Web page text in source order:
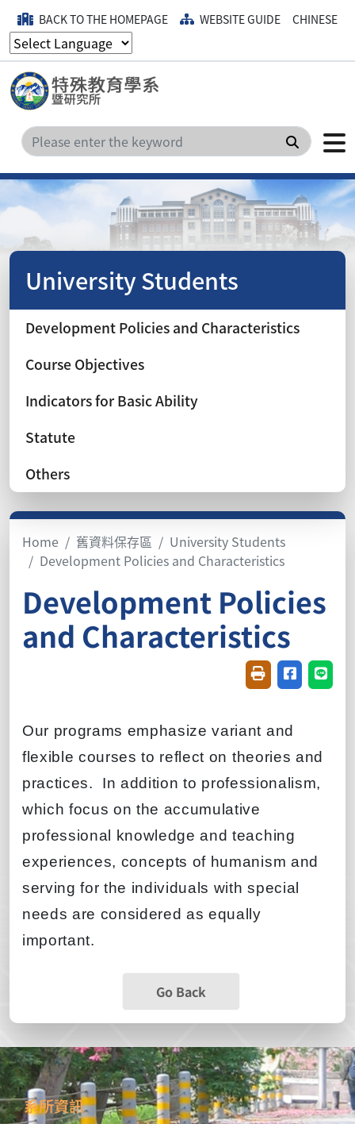
BACK TO THE HOMEPAGE WEBSITE GUIDE CHINESE
Search
University Students
Development Policies and Characteristics
Course Objectives
Indicators for Basic Ability
Statute
Others
Home 舊資料保存區
University Students
Development Policies and Characteristics
Development Policies
and Characteristics
FriendlyShare on
Our programs emphasize variant and
flexible courses to reflect on theories and
practices.
In addition to professionalism,
which focus on the accumulative
professional knowledge and teaching
experiences, concepts of humanism and
serving for the individuals with special
needs are considered as equally
important.
Go Back
系所資訊